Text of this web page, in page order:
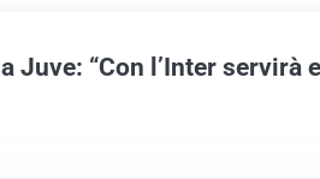
Juve: “Con l’Inter servirà